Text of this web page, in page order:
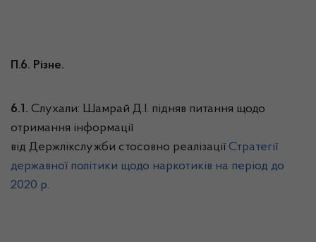
П.6. Різне.
6.1. Слухали: Шамрай Д.І. підняв питання щодо
отримання інформації
від Держлікслужби стосовно реалізації Стратегії
державної політики щодо наркотиків на період до
2020 р.